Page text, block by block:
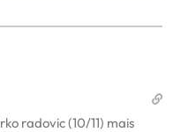
radovic (10/11) mais